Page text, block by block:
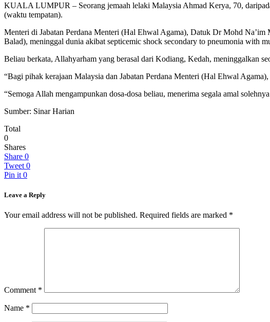
KUALA LUMPUR – Seorang jemaah lelaki Malaysia Ahmad Kerya, 70,
(waktu tempatan).
Menteri di Jabatan Perdana Menteri (Hal Ehwal Agama), Datuk Dr Mohd
Balad), meninggal dunia akibat septicemic shock secondary to pneumonia with
Beliau berkata, Allahyarham yang berasal dari Kodiang, Kedah, meninggalkan
“Bagi pihak kerajaan Malaysia dan Jabatan Perdana Menteri (Hal Ehwal
“Semoga Allah mengampunkan dosa-dosa beliau, menerima segala amal
Sumber: Sinar Harian
Total
0
Shares
Share 0
Tweet 0
Pin it 0
Leave a Reply
Your email address will not be published. Required fields are marked *
Comment *
Name *